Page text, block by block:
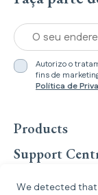
O seu
Autorizo o
fins de
Política de
Products
Support
Inglesina
We detected that